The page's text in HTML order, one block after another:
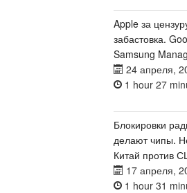
Apple за
забастовка.
Samsung
24 апреля,
1 hour 27
Блокировки
делают чипы.
Китай против
17 апреля,
1 hour 31